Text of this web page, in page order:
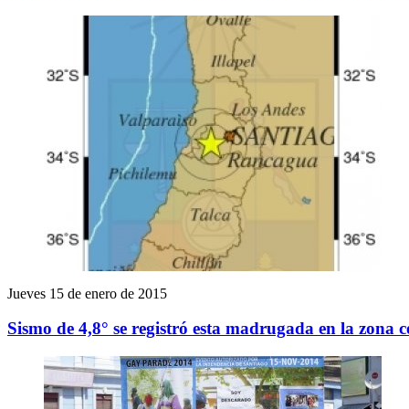
Jueves 15 de enero de 2015
Sismo de 4,8° se registró esta madrugada en la zona